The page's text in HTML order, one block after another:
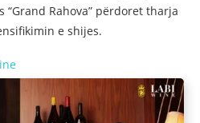
“Grand Rahova” përdoret tharja
e shijes.